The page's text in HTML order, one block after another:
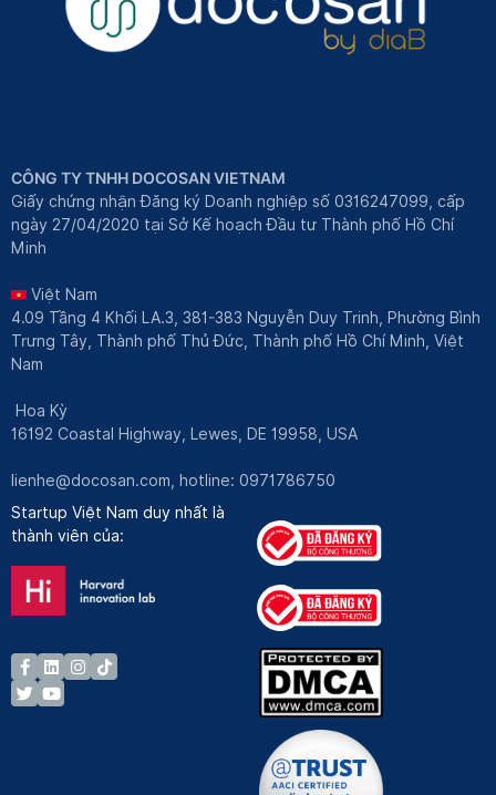
CÔNG TY TNHH DOCOSAN VIETNAM
Giấy chứng nhận Đăng ký Doanh nghiệp số 0316247099, cấp
ngày 27/04/2020 tại Sở Kế hoạch Đầu tư Thành phố Hồ Chí
Minh
Việt Nam
4.09 Tầng 4 Khối LA.3, 381-383 Nguyễn Duy Trinh, Phường Bình
Trưng Tây, Thành phố Thủ Đức, Thành phố Hồ Chí Minh, Việt
Nam
Hoa Kỳ
16192 Coastal Highway, Lewes, DE 19958, USA
lienhe@docosan.com , hotline: 0971786750
Startup Việt Nam duy nhất là
thành viên của: